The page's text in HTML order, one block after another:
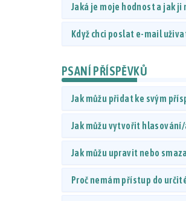
Jaká je moje hodnost a jak ji
Když chci poslat e-mail
PSANÍ PŘÍSPĚVKŮ
Jak můžu přidat ke svým
Jak můžu vytvořit
Jak můžu upravit nebo
Proč nemám přístup do